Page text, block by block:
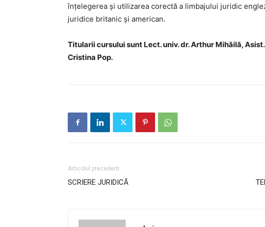
FACULTATEA
Avizier Studenți
Admitere
înțelegerea și utilizarea corectă a limbajului juridic
juridice britanic și american.
Titularii cursului sunt Lect. univ. dr. Arthur Mihăilă,
Cristina Pop.
Articolul precedent
SCRIERE JURIDICĂ